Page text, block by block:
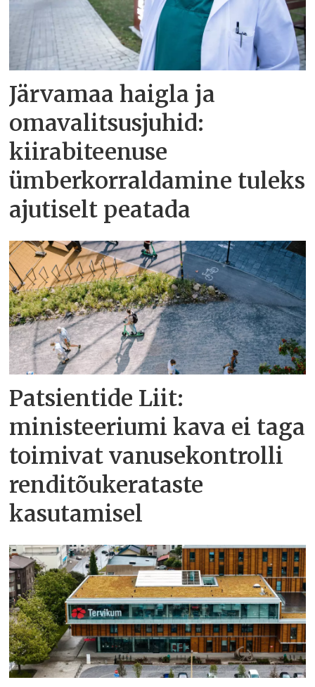
Järvamaa haigla ja
omavalitsusjuhid:
kiirabiteenuse
ümberkorraldamine tuleks
ajutiselt peatada
Patsientide Liit:
ministeeriumi kava ei taga
toimivat vanusekontrolli
renditõukerataste
kasutamisel